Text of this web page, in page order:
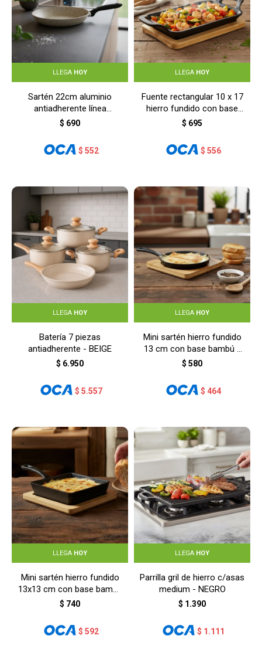
LLEGA HOY
Sartén 22cm aluminio
antiadherente línea
cerámica - BEIGE
$ 690
$ 552
LLEGA HOY
Fuente rectangular 10 x 17
hierro fundido con base
bambú - GRIS
$ 695
$ 556
LLEGA HOY
Batería 7 piezas
antiadherente - BEIGE
$ 6.950
$ 5.557
LLEGA HOY
Mini sartén hierro fundido
13 cm con base bambú -
NEGRO
$ 580
$ 464
LLEGA HOY
Mini sartén hierro fundido
13x13 cm con base bambú
- NEGRO
$ 740
$ 592
LLEGA HOY
Parrilla gril de hierro c/asas
medium - NEGRO
$ 1.390
$ 1.111